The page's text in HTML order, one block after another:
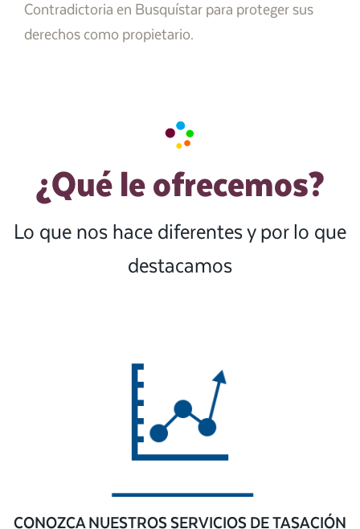
Contradictoria en Busquístar para proteger sus
derechos como propietario.
¿Qué le ofrecemos?
Lo que nos hace diferentes y por lo que
destacamos
CONOZCA NUESTROS SERVICIOS DE TASACIÓN